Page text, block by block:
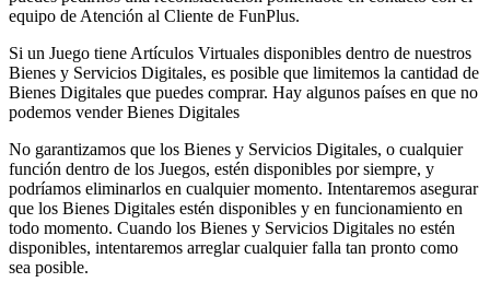
equipo de Atención al Cliente de FunPlus.
Si un Juego tiene Artículos Virtuales disponibles dentro de nuestros
Bienes y Servicios Digitales, es posible que limitemos la cantidad de
Bienes Digitales que puedes comprar. Hay algunos países en que no
podemos vender Bienes Digitales
No garantizamos que los Bienes y Servicios Digitales, o cualquier
función dentro de los Juegos, estén disponibles por siempre, y
podríamos eliminarlos en cualquier momento. Intentaremos asegurar
que los Bienes Digitales estén disponibles y en funcionamiento en
todo momento. Cuando los Bienes y Servicios Digitales no estén
disponibles, intentaremos arreglar cualquier falla tan pronto como
sea posible.